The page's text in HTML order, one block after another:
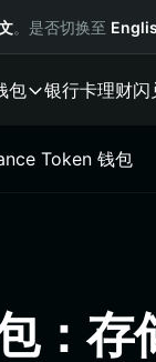
。是否切换至
包 银行卡理财闪
Token 钱包
：存